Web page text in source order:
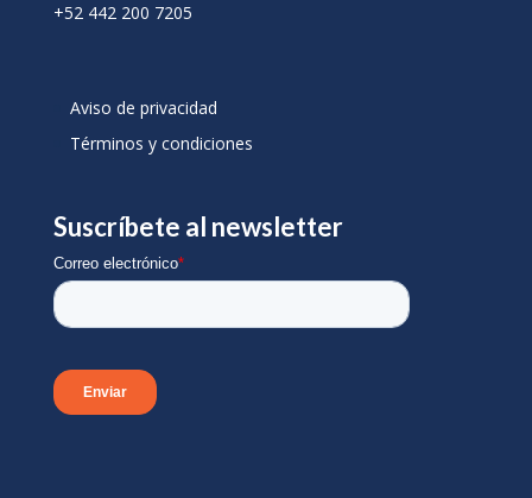
+52 442 200 7205
Aviso de privacidad
Términos y condiciones
Suscríbete al newsletter